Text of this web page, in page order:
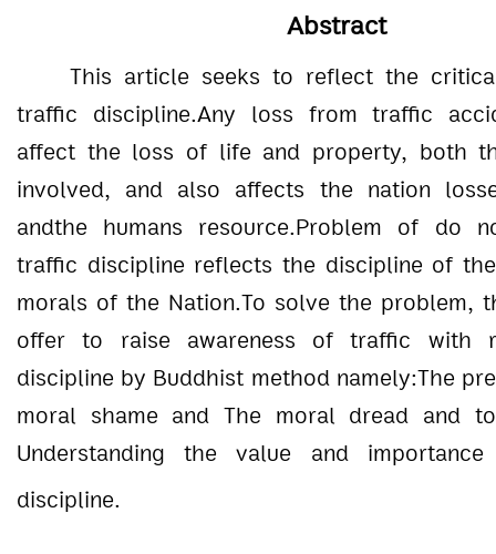
Abstract
This article seeks to reflect the
traffic discipline.Any loss from traffic
affect the loss of life and property, both
involved, and also affects the nation
andthe humans resource.Problem of do
traffic discipline reflects the discipline of
morals of the Nation.To solve the problem,
offer to raise awareness of traffic with
discipline by Buddhist method namely:The
moral shame and The moral dread and
Understanding the value and
discipline.